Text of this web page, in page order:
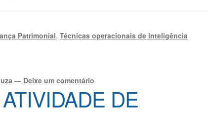
Patrimonial,Técnicas operacionais de inteligência
— Deixe um comentário
DE